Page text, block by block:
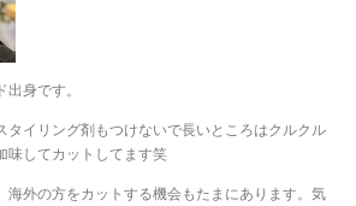
身です。
タイリング剤もつけないで長いところはクルクル
味してカットしてます笑
海外の方をカットする機会もたまにあります。気